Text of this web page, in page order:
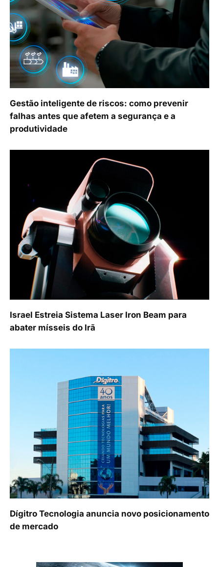
Gestão inteligente de riscos: como prevenir
falhas antes que afetem a segurança e a
produtividade
Israel Estreia Sistema Laser Iron Beam para
abater mísseis do Irã
Dígitro Tecnologia anuncia novo posicionamento
de mercado